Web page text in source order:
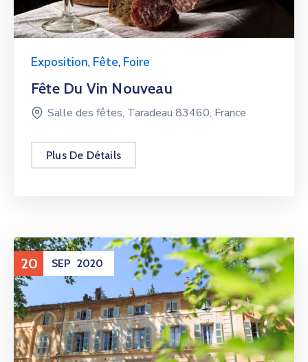
Exposition, Fête, Foire
Fête Du Vin Nouveau
Salle des fêtes, Taradeau 83460, France
Plus De Détails
20 SEP 2020